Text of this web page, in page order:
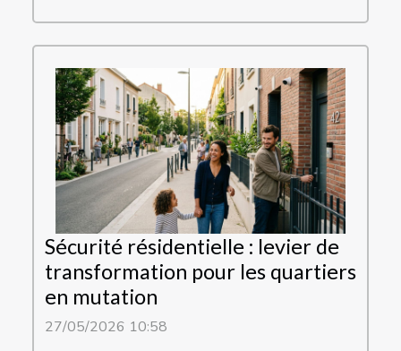
Sécurité résidentielle : levier de
transformation pour les quartiers
en mutation
27/05/2026 10:58